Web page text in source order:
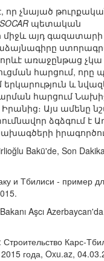
չնայած
SOCAR պետական
միջև այդ գազատարի
որևէ առաջընթաց չկա
հարցում, որը
երկարություն և
հարցում
Այս ամենը
ձգձգում է
Bakü'de, Son
и Тбилиси - пример
Aşcı
Карс-
года, Oxu.az,